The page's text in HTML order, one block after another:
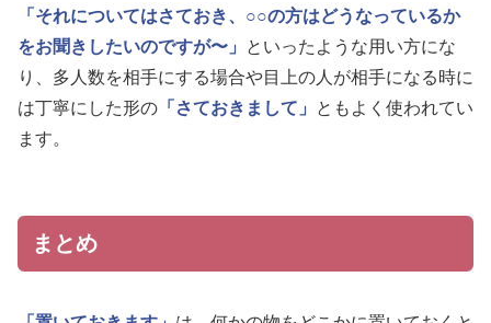
「それについてはさておき、○○の方はどうなっているか
をお聞きしたいのですが〜」
といったような用い方にな
り、多人数を相手にする場合や目上の人が相手になる時に
は丁寧にした形の 「さておきまして」
ともよく使われてい
ます。
まとめ